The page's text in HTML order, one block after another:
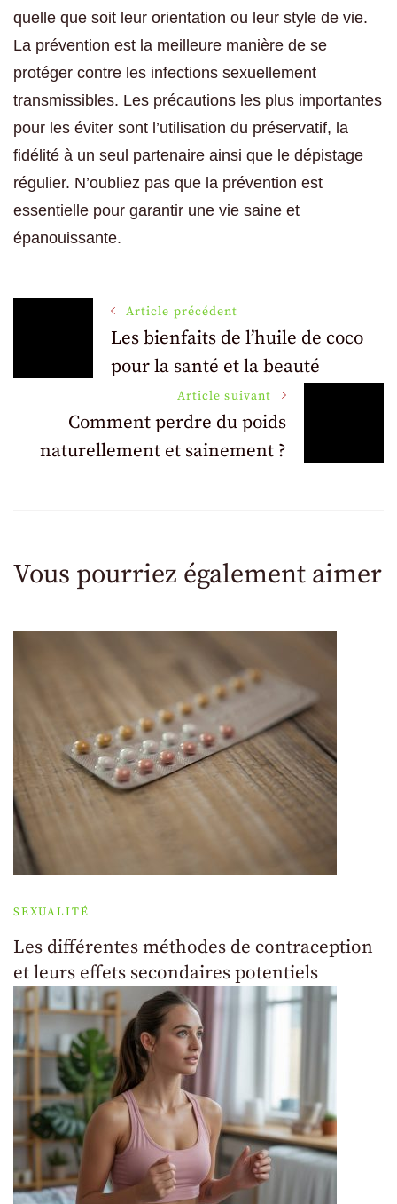
quelle que soit leur orientation ou leur style de vie.
La prévention est la meilleure manière de se
protéger contre les infections sexuellement
transmissibles. Les précautions les plus importantes
pour les éviter sont l’utilisation du préservatif, la
fidélité à un seul partenaire ainsi que le dépistage
régulier. N’oubliez pas que la prévention est
essentielle pour garantir une vie saine et
épanouissante.
Navigation
des
articles
Article précédent
Les bienfaits de l’huile de coco
pour la santé et la beauté
Article suivant
Comment perdre du poids
naturellement et sainement ?
Vous pourriez également aimer
SEXUALITÉ
Les différentes méthodes de contraception
et leurs effets secondaires potentiels